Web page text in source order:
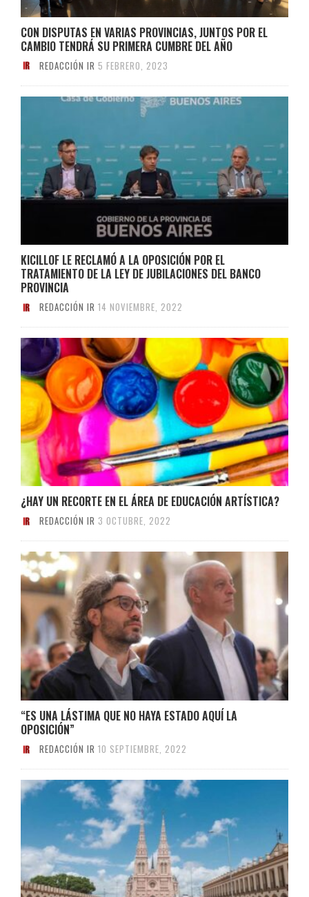
CON DISPUTAS EN VARIAS PROVINCIAS, JUNTOS POR EL
CAMBIO TENDRÁ SU PRIMERA CUMBRE DEL AÑO
REDACCIÓN IR 5 FEBRERO, 2023
KICILLOF LE RECLAMÓ A LA OPOSICIÓN POR EL
TRATAMIENTO DE LA LEY DE JUBILACIONES DEL BANCO
PROVINCIA
REDACCIÓN IR 14 NOVIEMBRE, 2022
¿HAY UN RECORTE EN EL ÁREA DE EDUCACIÓN ARTÍSTICA?
REDACCIÓN IR 3 OCTUBRE, 2022
“ES UNA LÁSTIMA QUE NO HAYA ESTADO AQUÍ LA
OPOSICIÓN”
REDACCIÓN IR 10 SEPTIEMBRE, 2022